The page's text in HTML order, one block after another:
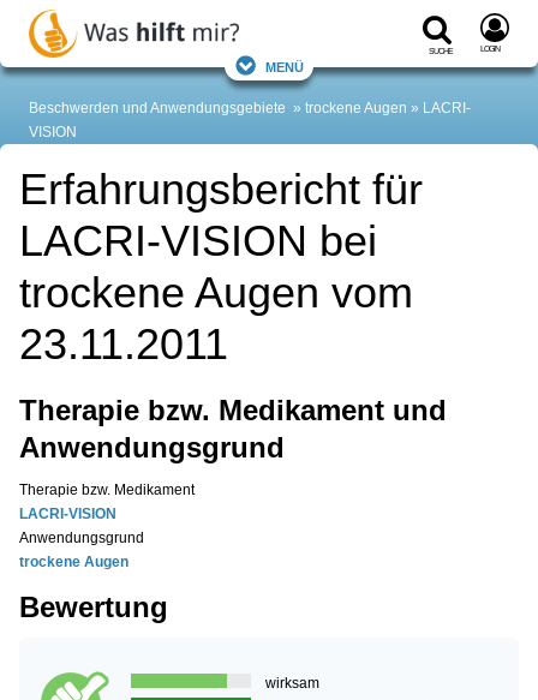
Suche Login
Menü
Beschwerden und Anwendungsgebiete trockene Augen
LACRI-
VISION
Erfahrungsbericht für
LACRI-VISION bei
trockene Augen vom
23.11.2011
Therapie bzw. Medikament und
Anwendungsgrund
Therapie bzw. Medikament
LACRI-VISION
Anwendungsgrund
trockene Augen
Bewertung
wirksam